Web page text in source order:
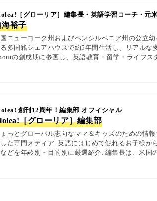
［グローリア］編集長・英語学習コーチ・元
海裕子
ニューヨーク州およびペンシルベニア州の公立
多国籍シェアハウスで約5年間生活し、リアル
の創成期に参画し、英語教育・留学・ライフ
本語の4言語を駆使し、世界中の女性や母親と対
創刊12周年！編集部 オフィシャル
［グローリア］編集部
っとグローバル志向なママ＆キッズのための情
た専門メディア. 英語にはじめて触れるお子様
どを年齢別・目的別に厳選紹介. 編集長は、米
ー校経営者、子ども向けの英検1級・TOEIC・